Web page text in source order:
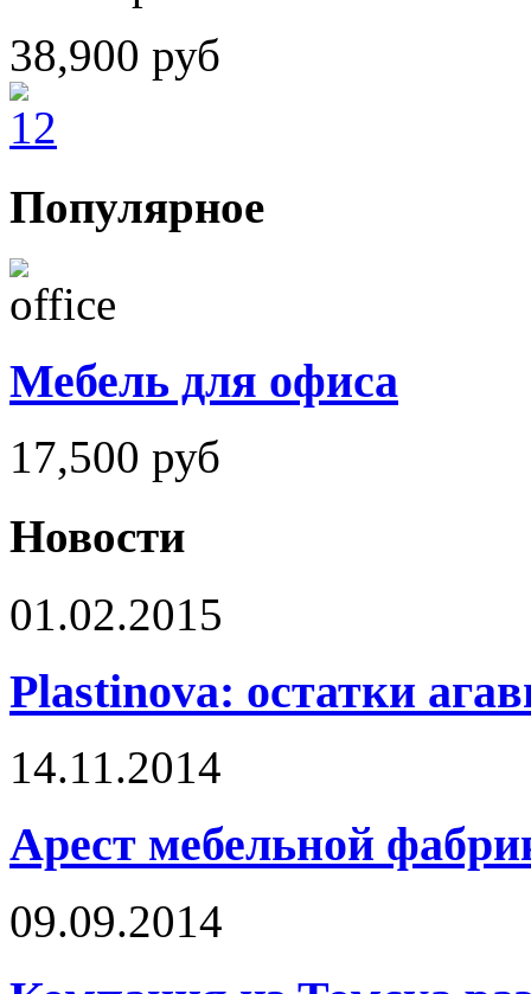
38,900 руб
Популярное
Мебель для офиса
17,500 руб
Новости
01.02.2015
Plastinova: остатки
14.11.2014
Арест мебельной
09.09.2014